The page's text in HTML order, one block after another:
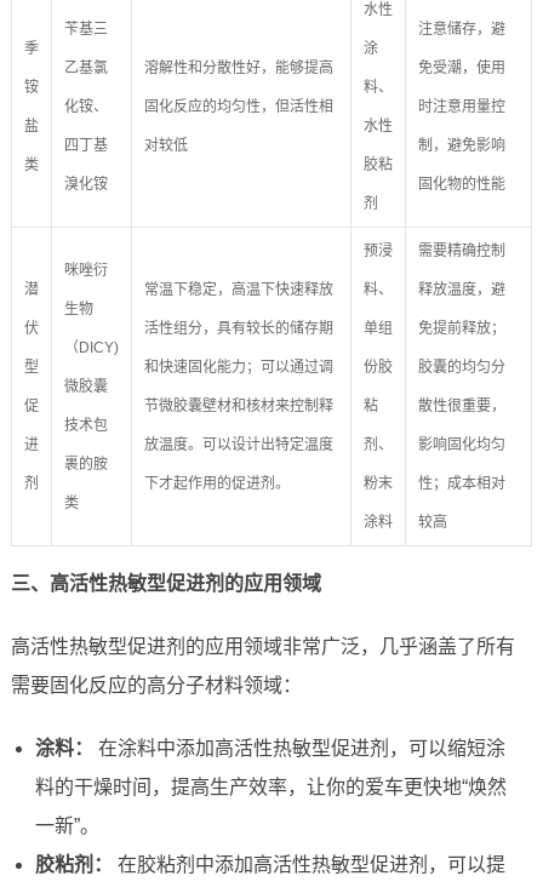
季
铵
盐
类
苄基三
乙基氯
化铵、
四丁基
溴化铵
溶解性和分散性好，能够提高
固化反应的均匀性，但活性相
对较低
水性
涂
料、
水性
胶粘
剂
注意储存，避
免受潮，使用
时注意用量控
制，避免影响
固化物的性能
潜
伏
型
促
进
剂
咪唑衍
生物
（DICY)
微胶囊
技术包
裹的胺
类
常温下稳定，高温下快速释放
活性组分，具有较长的储存期
和快速固化能力；可以通过调
节微胶囊壁材和核材来控制释
放温度。可以设计出特定温度
下才起作用的促进剂。
预浸
料、
单组
份胶
粘
剂、
粉末
涂料
需要精确控制
释放温度，避
免提前释放；
胶囊的均匀分
散性很重要，
影响固化均匀
性；成本相对
较高
三、高活性热敏型促进剂的应用领域
高活性热敏型促进剂的应用领域非常广泛，几乎涵盖了所有
需要固化反应的高分子材料领域：
涂料：
在涂料中添加高活性热敏型促进剂，可以缩短涂
料的干燥时间，提高生产效率，让你的爱车更快地“焕然
一新”。
胶粘剂：
在胶粘剂中添加高活性热敏型促进剂，可以提